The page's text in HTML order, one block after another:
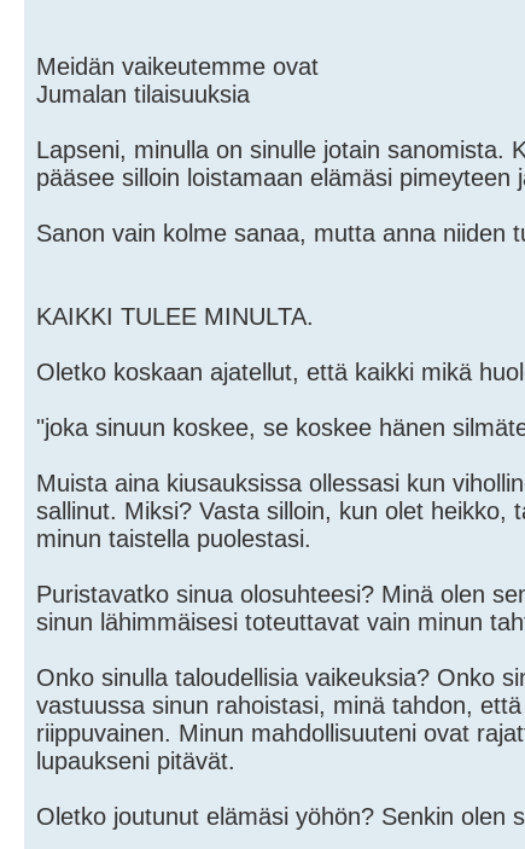
Meidän vaikeutemme ovat
Jumalan tilaisuuksia
Lapseni, minulla on sinulle jotain sanomista.
pääsee silloin loistamaan elämäsi pimeyteen
Sanon vain kolme sanaa, mutta anna niiden
KAIKKI TULEE MINULTA.
Oletko koskaan ajatellut, että kaikki mikä
"joka sinuun koskee, se koskee hänen
Muista aina kiusauksissa ollessasi kun
sallinut. Miksi? Vasta silloin, kun olet
minun taistella puolestasi.
Puristavatko sinua olosuhteesi? Minä olen
sinun lähimmäisesi toteuttavat vain minun
Onko sinulla taloudellisia vaikeuksia? Onko
vastuussa sinun rahoistasi, minä tahdon,
riippuvainen. Minun mahdollisuuteni ovat
lupaukseni pitävät.
Oletko joutunut elämäsi yöhön? Senkin olen